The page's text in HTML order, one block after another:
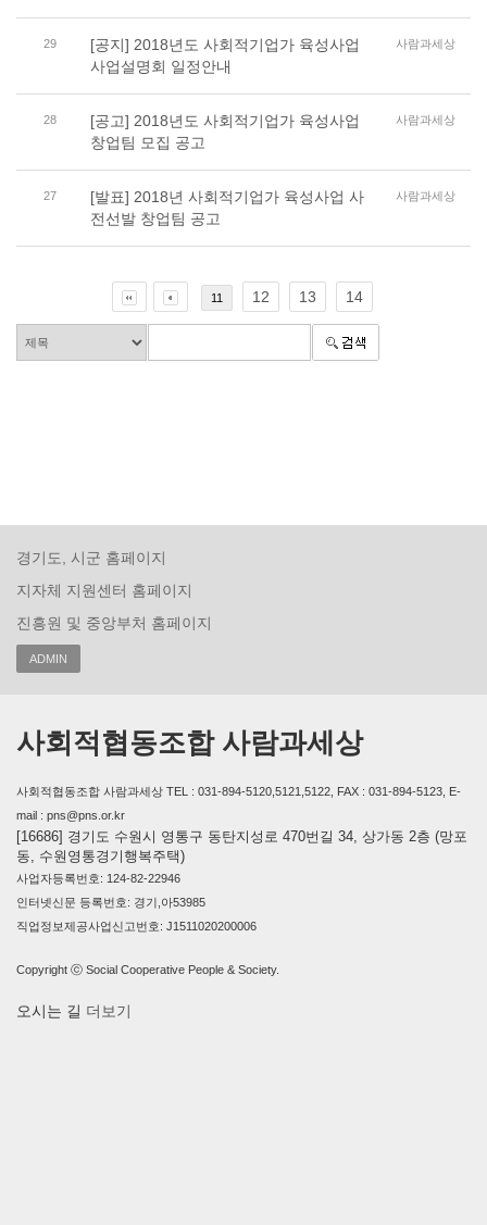
29
[공지] 2018년도 사회적기업가 육성사업
사업설명회 일정안내
사람과세상
28
[공고] 2018년도 사회적기업가 육성사업
창업팀 모집 공고
사람과세상
27
[발표] 2018년 사회적기업가 육성사업 사
전선발 창업팀 공고
사람과세상
11 12 13 14
경기도, 시군 홈페이지
지자체 지원센터 홈페이지
진흥원 및 중앙부처 홈페이지
ADMIN
사회적협동조합 사람과세상
사회적협동조합 사람과세상 TEL : 031-894-5120,5121,5122, FAX : 031-894-5123, E-
mail : pns@pns.or.kr
[16686] 경기도 수원시 영통구 동탄지성로 470번길 34, 상가동 2층 (망포
동, 수원영통경기행복주택)
사업자등록번호: 124-82-22946
인터넷신문 등록번호: 경기,아53985
직업정보제공사업신고번호: J1511020200006
Copyright ⓒ Social Cooperative People & Society.
오시는 길 더보기